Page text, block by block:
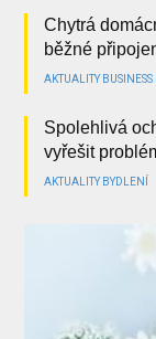
Chytrá
běžné
AKTUALITY BUSINESS
Spolehlivá
vyřešit
AKTUALITY BYDLENÍ